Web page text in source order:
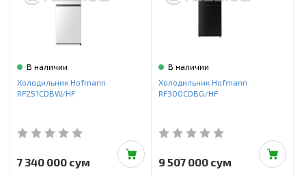
В наличии
Холодильник Hofmann
RF251CDBW/HF
7 340 000 сум
В наличии
Холодильник Hofmann
RF300CDBG/HF
9 507 000 сум